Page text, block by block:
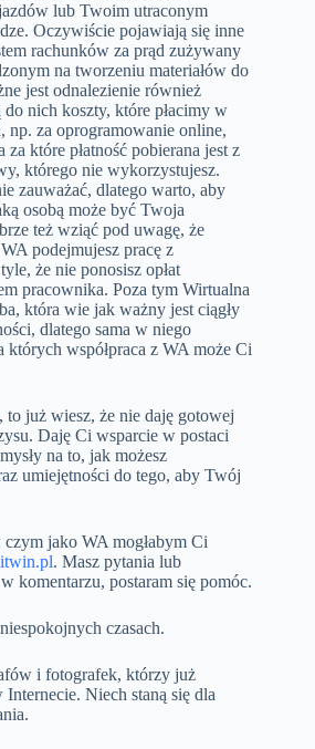
lub Twoim utraconym
Oczywiście pojawiają się inne
rachunków za prąd zużywany
na tworzeniu materiałów do
jest odnalezienie również
nich koszty, które płacimy w
np. za oprogramowanie online,
które płatność pobierana jest z
którego nie wykorzystujesz.
zauważać, dlatego warto, aby
osobą może być Twoja
też wziąć pod uwagę, że
podejmujesz pracę z
że nie ponosisz opłat
pracownika. Poza tym Wirtualna
która wie jak ważny jest ciągły
dlatego sama w niego
współpraca z WA może Ci
to już wiesz, że nie daję gotowej
Daję Ci wsparcie w postaci
na to, jak możesz
umiejętności do tego, aby Twój
jako WA mogłabym Ci
. Masz pytania lub
komentarzu, postaram się pomóc.
czasach.
i fotografek, którzy już
Internecie. Niech staną się dla